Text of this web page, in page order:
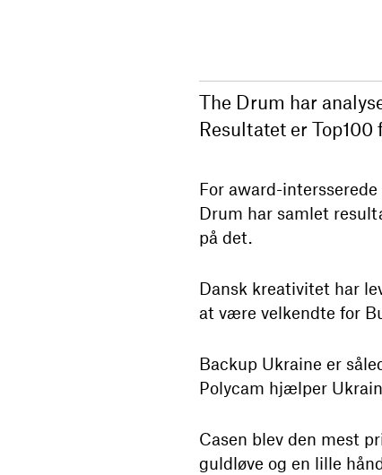
The Drum har
Resultatet er
For award-
Drum har samlet
på det.
Dansk kreativitet har
at være velkendte for
Backup Ukraine er
Polycam hjælper
Casen blev den mest
guldløve og en lille